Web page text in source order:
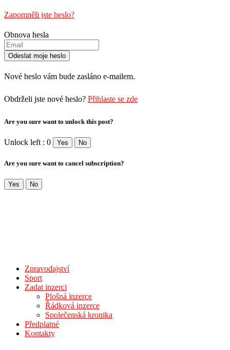
Zapomněli jste heslo?
Obnova hesla
Nové heslo vám bude zasláno e-mailem.
Obdrželi jste nové heslo? Přihlaste se zde
Are you sure want to unlock this post?
Unlock left : 0 Yes No
Are you sure want to cancel subscription?
Yes No
Zpravodajství
Sport
Zadat inzerci
Plošná inzerce
Řádková inzerce
Společenská kronika
Předplatné
Kontakty